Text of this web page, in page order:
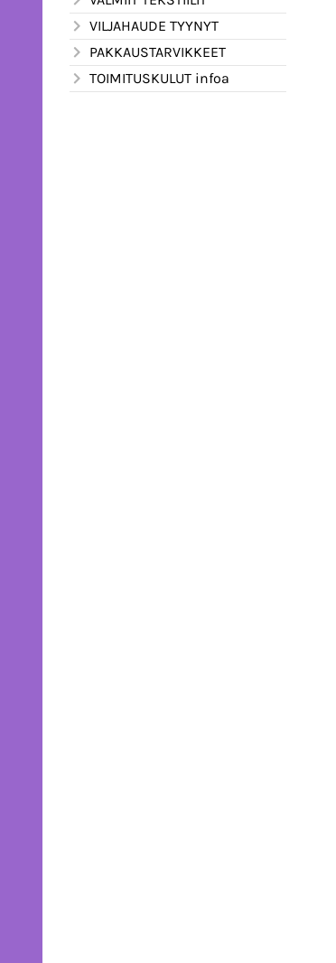
VILJAHAUDE TYYNYT
PAKKAUSTARVIKKEET
TOIMITUSKULUT infoa